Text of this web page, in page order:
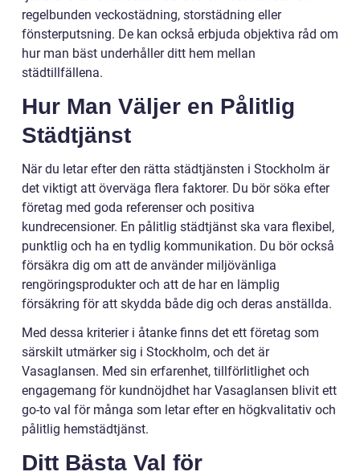
regelbunden veckostädning, storstädning eller
fönsterputsning. De kan också erbjuda objektiva råd om
hur man bäst underhåller ditt hem mellan
städtillfällena.
Hur Man Väljer en Pålitlig
Städtjänst
När du letar efter den rätta städtjänsten i Stockholm är
det viktigt att överväga flera faktorer. Du bör söka efter
företag med goda referenser och positiva
kundrecensioner. En pålitlig städtjänst ska vara flexibel,
punktlig och ha en tydlig kommunikation. Du bör också
försäkra dig om att de använder miljövänliga
rengöringsprodukter och att de har en lämplig
försäkring för att skydda både dig och deras anställda.
Med dessa kriterier i åtanke finns det ett företag som
särskilt utmärker sig i Stockholm, och det är
Vasaglansen. Med sin erfarenhet, tillförlitlighet och
engagemang för kundnöjdhet har Vasaglansen blivit ett
go-to val för många som letar efter en högkvalitativ och
pålitlig hemstädtjänst.
Ditt Bästa Val för